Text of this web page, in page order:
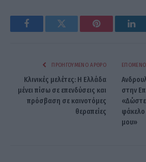
FacebookTwitter Pinterest
ΠΡΟΗΓΟΎΜΕΝΟ ΆΡΘΡΟ
Κλινικές μελέτες: Η Ελλάδα
μένει πίσω σε επενδύσεις και
πρόσβαση σε καινοτόμες
θεραπείες
στην
μου»